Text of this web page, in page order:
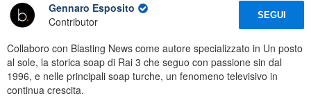
Gennaro Esposito
Contributor
SEGUI
Collaboro con Blasting News come autore specializzato in Un posto
al sole, la storica soap di Rai 3 che seguo con passione sin dal
1996, e nelle principali soap turche, un fenomeno televisivo in
continua crescita.